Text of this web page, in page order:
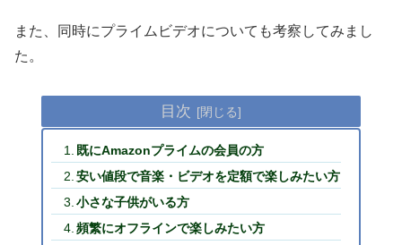
また、同時にプライムビデオについても考察してみまし
た。
目次
既にAmazonプライムの会員の方
安い値段で音楽・ビデオを定額で楽しみたい方
小さな子供がいる方
頻繁にオフラインで楽しみたい方